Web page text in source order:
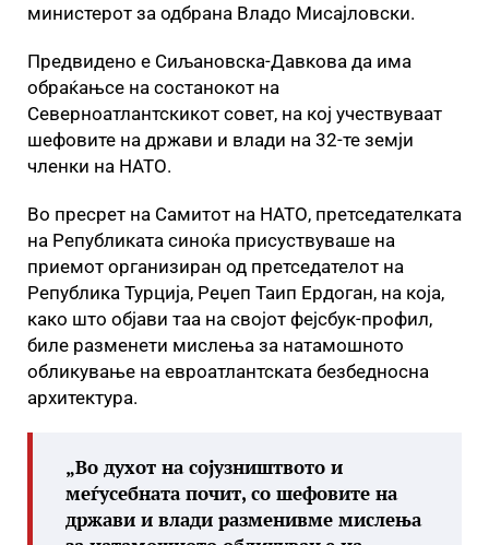
министерот за одбрана Владо Мисајловски.
Предвидено е Сиљановска-Давкова да има
обраќањсе на состанокот на
Северноатлантскикот совет, на кој учествуваат
шефовите на држави и влади на 32-те земји
членки на НАТО.
Во пресрет на Самитот на НАТО, претседателката
на Републиката синоќа присуствуваше на
приемот организиран од претседателот на
Република Турција, Реџеп Таип Ердоган, на која,
како што објави таа на својот фејсбук-профил,
биле разменети мислења за натамошното
обликување на евроатлантската безбедносна
архитектура.
„Во духот на сојузништвото и
меѓусебната почит, со шефовите на
држави и влади разменивме мислења